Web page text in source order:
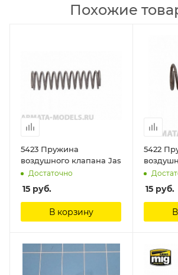
Похожие
5423 Пружина
воздушного клапана Jas
Достаточно
15 руб.
В корзину
5422
15 руб.